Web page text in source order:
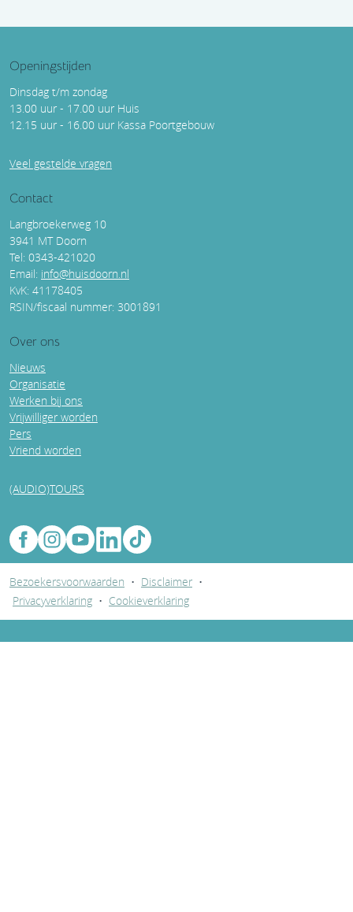
Openingstijden
Dinsdag t/m zondag
13.00 uur - 17.00 uur Huis
12.15 uur - 16.00 uur Kassa Poortgebouw
Veel gestelde vragen
Contact
Langbroekerweg 10
3941 MT Doorn
Tel: 0343-421020
Email: info@huisdoorn.nl
KvK: 41178405
RSIN/fiscaal nummer: 3001891
Over ons
Nieuws
Organisatie
Werken bij ons
Vrijwilliger worden
Pers
Vriend worden
(AUDIO)TOURS
Bezoekersvoorwaarden • Disclaimer •
Privacyverklaring • Cookieverklaring